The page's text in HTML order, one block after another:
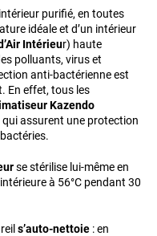
purifié, en toutes
idéale et d’un intérieur
Intérieur) haute
polluants, virus et
anti-bactérienne est
En effet, tous les
Kazendo
assurent une protection
se stérilise lui-même en
à 56°C pendant 30
s’auto-nettoie : en